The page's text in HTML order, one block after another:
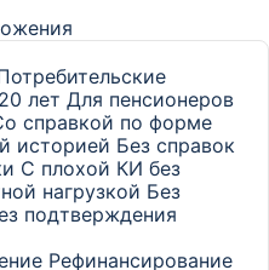
лет Для пенсионеров
справкой по форме
историей Без справок
С плохой КИ без
нагрузкой Без
подтверждения
Рефинансирование